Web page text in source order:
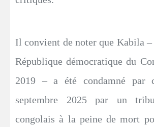
Il convient de noter que Kabila
République démocratique du
2019 – a été condamné par
septembre 2025 par un
congolais à la peine de mort